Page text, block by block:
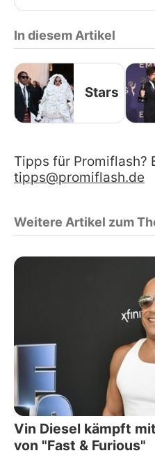
In diesem Artikel
Stars
Tipps für Promiflash?
tipps@promiflash.de
Weitere Artikel zum
Vin Diesel kämpft
von "Fast & Furious"